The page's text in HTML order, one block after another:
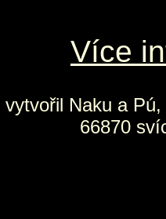
Více
vytvořil Naku a Pú,
66870